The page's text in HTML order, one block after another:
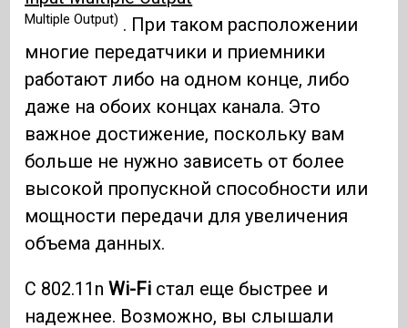
Multiple Output) . При таком расположении
многие передатчики и приемники
работают либо на одном конце, либо
даже на обоих концах канала. Это
важное достижение, поскольку вам
больше не нужно зависеть от более
высокой пропускной способности или
мощности передачи для увеличения
объема данных.
С 802.11nWi-Fi стал еще быстрее и
надежнее. Возможно, вы слышали